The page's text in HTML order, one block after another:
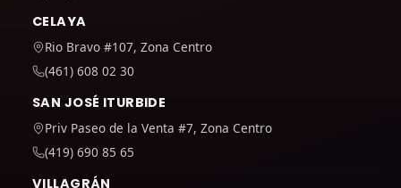
CELAYA
Rio Bravo #107, Zona Centro
(461) 608 02 30
SAN JOSÉ ITURBIDE
Priv Paseo de la Venta #7, Zona Centro
(419) 690 85 65
VILLAGRÁN